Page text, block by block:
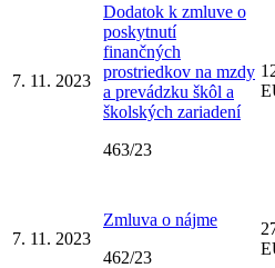
7. 11. 2023
Dodatok k zmluve o
poskytnutí
finančných
prostriedkov na mzdy
a prevádzku škôl a
školských zariadení
463/23
7. 11. 2023
Zmluva o nájme
462/23